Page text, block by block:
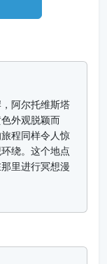
阿尔托维斯塔
外观脱颖而
程同样令人惊
绕。这个地点
里进行冥想漫